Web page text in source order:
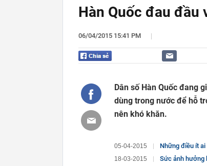
Hàn Quốc đau đầu
06/04/2015 15:41 PM |
Dân số Hàn Quốc đang
dùng trong nước để hỗ
nên khó khăn.
05-04-2015 Những điều ít
18-03-2015 Sức ảnh hưởng